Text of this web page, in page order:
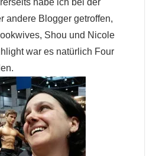
habe ich bei der
andere Blogger getroffen,
Shou und Nicole
war es natürlich Four